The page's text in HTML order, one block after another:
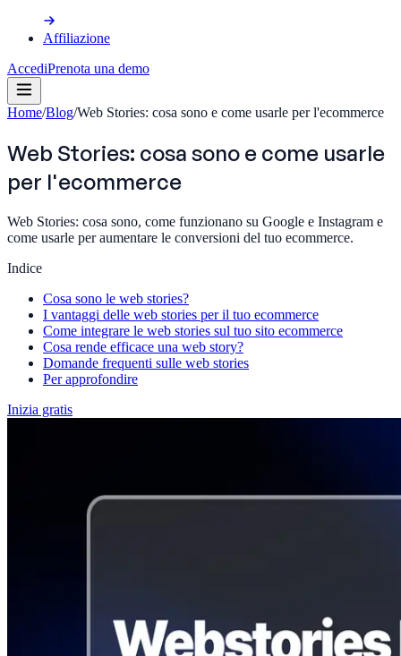
Affiliazione
AccediPrenota una demo
Home/Blog/Web Stories: cosa sono e come usarle per l'ecommerce
Web Stories: cosa sono e come usarle
per l'ecommerce
Web Stories: cosa sono, come funzionano su Google e Instagram e
come usarle per aumentare le conversioni del tuo ecommerce.
Indice
Cosa sono le web stories?
I vantaggi delle web stories per il tuo ecommerce
Come integrare le web stories sul tuo sito ecommerce
Cosa rende efficace una web story?
Domande frequenti sulle web stories
Per approfondire
Inizia gratis